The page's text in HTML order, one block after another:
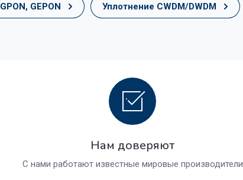
GPON, GEPON Уплотнение CWDM/DWDM
Нам доверяют
С нами работают известные мировые производители